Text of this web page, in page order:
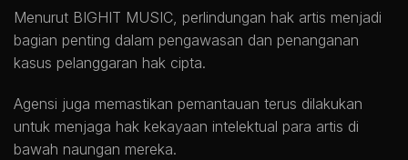
Menurut BIGHIT MUSIC, perlindungan hak artis menjadi
bagian penting dalam pengawasan dan penanganan
kasus pelanggaran hak cipta.
Agensi juga memastikan pemantauan terus dilakukan
untuk menjaga hak kekayaan intelektual para artis di
bawah naungan mereka.